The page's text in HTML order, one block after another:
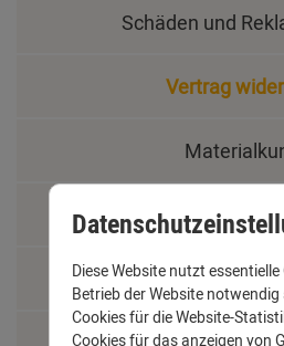
Schäden und
Vertrag
Jobs
Diese Website nutzt
Betrieb der Website
Cookies für die Website-
Cookies für das anzeigen von